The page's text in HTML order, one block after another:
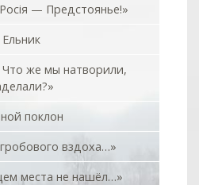
— Предстоянье!»
Ельник
же мы натворили,
поклон
вздоха…»
места не нашёл…»